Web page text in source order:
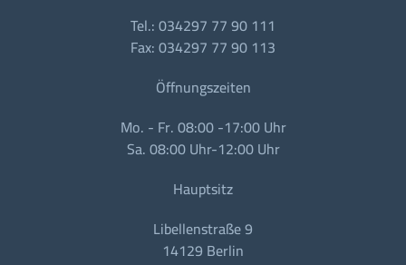
Tel.: 034297 77 90 111
Fax: 034297 77 90 113
Öffnungszeiten
Mo. - Fr. 08:00 -17:00 Uhr
Sa. 08:00 Uhr-12:00 Uhr
Hauptsitz
Libellenstraße 9
14129 Berlin